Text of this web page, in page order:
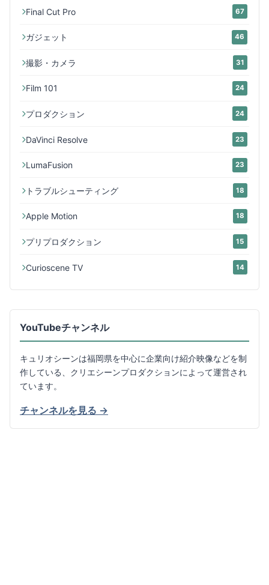
Final Cut Pro 67
ガジェット 46
撮影・カメラ 31
Film 101 24
プロダクション 24
DaVinci Resolve 23
LumaFusion 23
トラブルシューティング 18
Apple Motion 18
プリプロダクション 15
Curioscene TV 14
YouTubeチャンネル
キュリオシーンは福岡県を中心に企業向け紹介映像などを制
作している、クリエシーンプロダクションによって運営され
ています。
チャンネルを見る →